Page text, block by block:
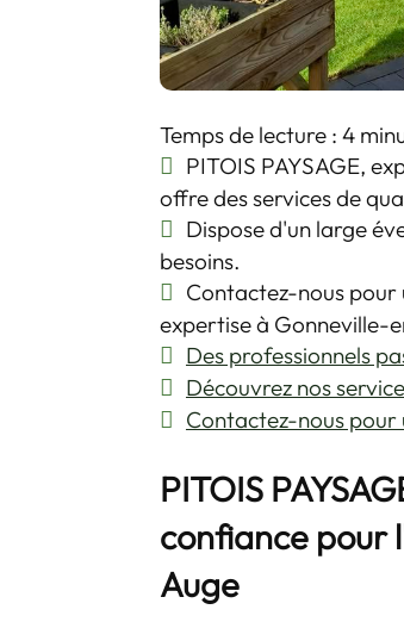
Temps de lecture : 4
PITOIS PAYSAGE,
offre des services de
Dispose d'un large
besoins.
Contactez-nous pour
expertise à Gonneville-
Des professionnels
Découvrez nos
Contactez-nous
PITOIS
confiance pour
Auge